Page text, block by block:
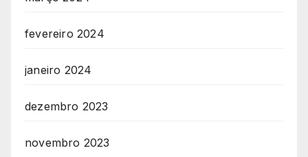
fevereiro 2024
janeiro 2024
dezembro 2023
novembro 2023